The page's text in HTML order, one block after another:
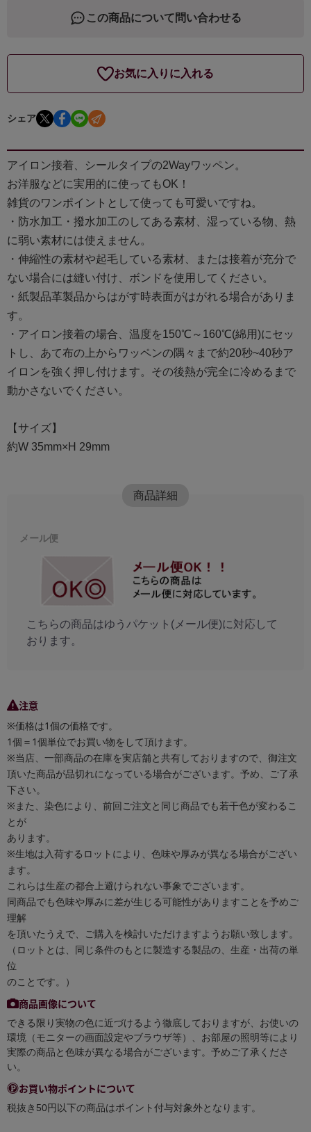
この商品について問い合わせる
お気に入りに入れる
シェア
アイロン接着、シールタイプの2Wayワッペン。
お洋服などに実用的に使ってもOK！
雑貨のワンポイントとして使っても可愛いですね。
・防水加工・撥水加工のしてある素材、湿っている物、熱
に弱い素材には使えません。
・伸縮性の素材や起毛している素材、または接着が充分で
ない場合には縫い付け、ボンドを使用してください。
・紙製品革製品からはがす時表面がはがれる場合がありま
す。
・アイロン接着の場合、温度を150℃～160℃(綿用)にセッ
トし、あて布の上からワッペンの隅々まで約20秒~40秒ア
イロンを強く押し付けます。その後熱が完全に冷めるまで
動かさないでください。
【サイズ】
約W 35mm×H 29mm
商品詳細
メール便
こちらの商品はゆうパケット(メール便)に対応して
おります。
注意
※価格は1個の価格です。
1個＝1個単位でお買い物をして頂けます。
※当店、一部商品の在庫を実店舗と共有しておりますので、御注文
頂いた商品が品切れになっている場合がございます。予め、ご了承
下さい。
※また、染色により、前回ご注文と同じ商品でも若干色が変わるこ
とが
あります。
※生地は入荷するロットにより、色味や厚みが異なる場合がござい
ます。
これらは生産の都合上避けられない事象でございます。
同商品でも色味や厚みに差が生じる可能性がありますことを予めご
理解
を頂いたうえで、ご購入を検討いただけますようお願い致します。
（ロットとは、同じ条件のもとに製造する製品の、生産・出荷の単
位
のことです。）
商品画像について
できる限り実物の色に近づけるよう徹底しておりますが、お使いの
環境（モニターの画面設定やブラウザ等）、お部屋の照明等により
実際の商品と色味が異なる場合がございます。予めご了承くださ
い。
お買い物ポイントについて
税抜き50円以下の商品はポイント付与対象外となります。